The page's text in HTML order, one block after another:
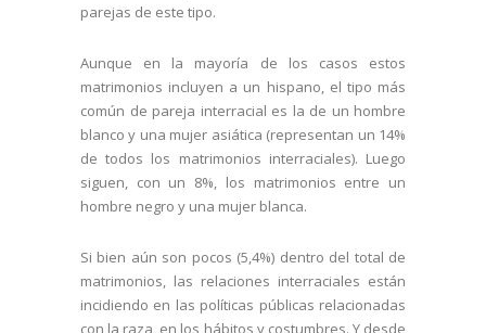
parejas de este tipo.
Aunque en la mayoría de los casos estos
matrimonios incluyen a un hispano, el tipo más
común de pareja interracial es la de un hombre
blanco y una mujer asiática (representan un 14%
de todos los matrimonios interraciales). Luego
siguen, con un 8%, los matrimonios entre un
hombre negro y una mujer blanca.
Si bien aún son pocos (5,4%) dentro del total de
matrimonios, las relaciones interraciales están
incidiendo en las políticas públicas relacionadas
con la raza, en los hábitos y costumbres. Y desde